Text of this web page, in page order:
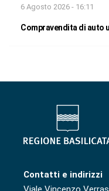
6 Agosto 2026 - 16:11
Compravendita di auto
Contatti e indirizzi